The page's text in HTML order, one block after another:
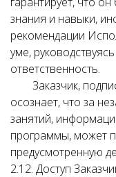
знания и навыки,
рекомендации
уме,
ответственность.
Заказчик,
осознает, что за
занятий,
программы, может
предусмотренную
2.12. Доступ